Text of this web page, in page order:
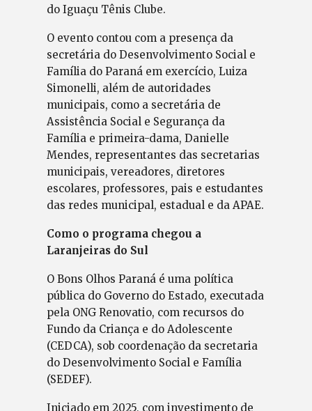
do Iguaçu Tênis Clube.
O evento contou com a presença da
secretária do Desenvolvimento Social e
Família do Paraná em exercício, Luiza
Simonelli, além de autoridades
municipais, como a secretária de
Assistência Social e Segurança da
Família e primeira-dama, Danielle
Mendes, representantes das secretarias
municipais, vereadores, diretores
escolares, professores, pais e estudantes
das redes municipal, estadual e da APAE.
Como o programa chegou a
Laranjeiras do Sul
O Bons Olhos Paraná é uma política
pública do Governo do Estado, executada
pela ONG Renovatio, com recursos do
Fundo da Criança e do Adolescente
(CEDCA), sob coordenação da secretaria
do Desenvolvimento Social e Família
(SEDEF).
Iniciado em 2025, com investimento de